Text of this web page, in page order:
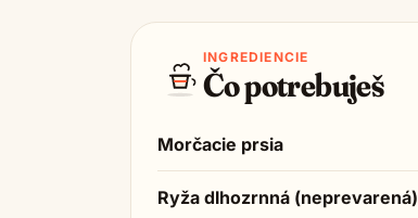
INGREDIENCIE
Čo potrebuješ
Morčacie prsia
Ryža dlhozrnná (neprevarená)